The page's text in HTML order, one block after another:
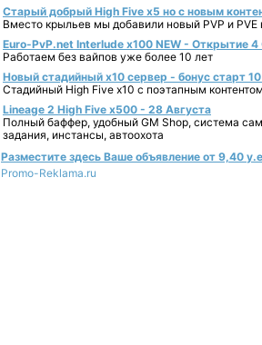
Старый добрый High Five x5 но с новым
Вместо крыльев мы добавили новый PVP и PVE
Euro-PvP.net Interlude х100 NEW - Открытие 4
Работаем без вайпов уже более 10 лет
Новый стадийный х10 сервер - бонус старт
Стадийный High Five x10 с поэтапным
Lineage 2 High Five x500 - 28 Августа
Полный баффер, удобный GM Shop, система
задания, инстансы, автоохота
Разместите здесь Ваше объявление от 9,40
Promo-Reklama.ru